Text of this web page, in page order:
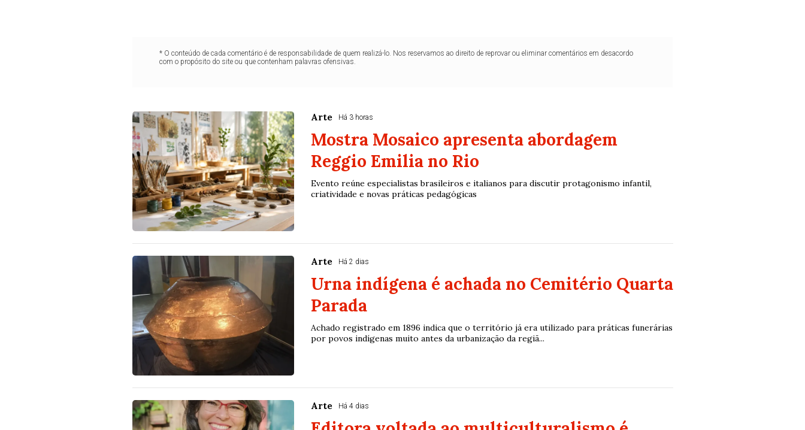
* O conteúdo de cada comentário é de responsabilidade de quem realizá-lo. Nos reservamos ao direito de reprovar ou eliminar comentários em desacordo
com o propósito do site ou que contenham palavras ofensivas.
Arte Há 3 horas
Mostra Mosaico apresenta abordagem
Reggio Emilia no Rio
Evento reúne especialistas brasileiros e italianos para discutir protagonismo infantil,
criatividade e novas práticas pedagógicas
Arte Há 2 dias
Urna indígena é achada no Cemitério Quarta
Parada
Achado registrado em 1896 indica que o território já era utilizado para práticas funerárias
por povos indígenas muito antes da urbanização da regiã...
Arte Há 4 dias